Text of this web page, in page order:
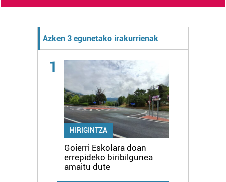
Azken 3 egunetako irakurrienak
1
HIRIGINTZA
Goierri Eskolara doan
errepideko biribilgunea
amaitu dute